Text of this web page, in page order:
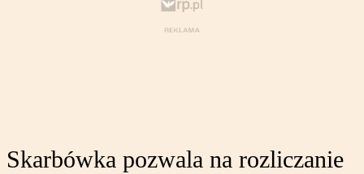
Skarbówka pozwala na rozliczanie